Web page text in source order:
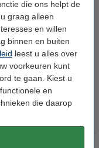
die ons helpt de
graag alleen
en willen
binnen en buiten
leest u alles over
voorkeuren kunt
te gaan. Kiest u
en
die daarop
Xtreme Power
knoopcellen multipack
€ 5,36 Inclusief 21% BTW